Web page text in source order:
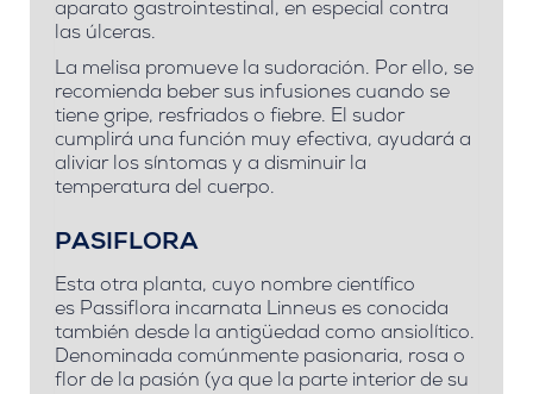
aparato gastrointestinal, en especial contra
las úlceras.
La melisa promueve la sudoración. Por ello, se
recomienda beber sus infusiones cuando se
tiene gripe, resfriados o fiebre. El sudor
cumplirá una función muy efectiva, ayudará a
aliviar los síntomas y a disminuir la
temperatura del cuerpo.
PASIFLORA
Esta otra planta, cuyo nombre científico
es Passiflora incarnata Linneus es conocida
también desde la antigüedad como ansiolítico.
Denominada comúnmente pasionaria, rosa o
flor de la pasión (ya que la parte interior de su